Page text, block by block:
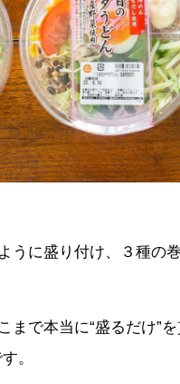
うに盛り付け、３種の
まで本当に“盛るだけ”
。